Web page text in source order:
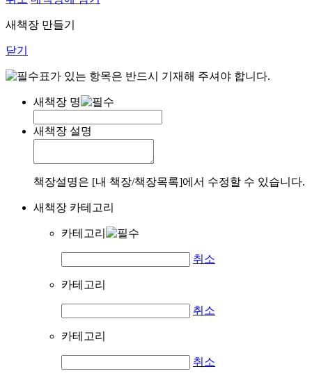
새책장 만들기
닫기
표가 있는 항목은 반드시 기재해 주셔야 합니다.
새책장 명
새책장 설명
책장설명은 [내 책장/책장목록]에서 수정할 수 있습니다.
새책장 카테고리
카테고리
취소
카테고리
취소
카테고리
취소